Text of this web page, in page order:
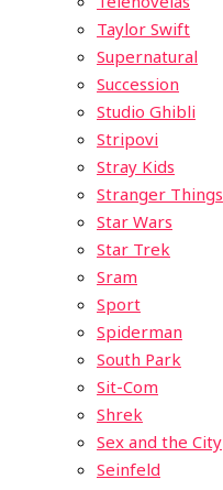
Taylor Swift
Supernatural
Succession
Studio Ghibli
Stripovi
Stray Kids
Stranger Things
Star Wars
Star Trek
Sram
Sport
Spiderman
South Park
Sit-Com
Shrek
Sex and the City
Seinfeld